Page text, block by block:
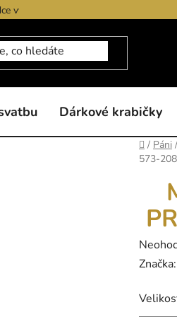
výběrem produktů
Dárkové krabičky
Domů
/ Páni /
573-
je
Značka: